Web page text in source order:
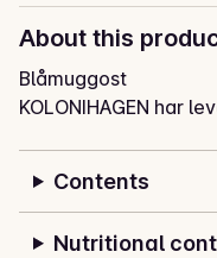
About this
Blåmuggost
KOLONIHAGEN har
Contents
Nutritional